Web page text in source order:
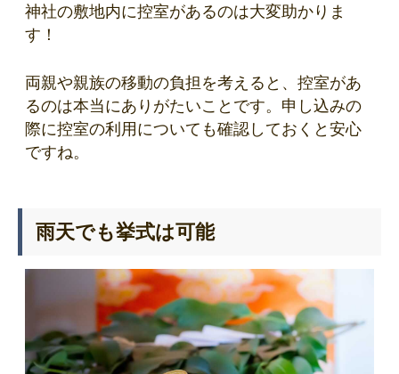
神社の敷地内に控室があるのは大変助かりま
す！
両親や親族の移動の負担を考えると、控室があ
るのは本当にありがたいことです。申し込みの
際に控室の利用についても確認しておくと安心
ですね。
雨天でも挙式は可能